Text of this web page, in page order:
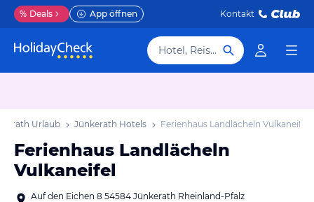
% Deals App öffnen Kontakt
Hotel, Reiseziel
Urlaub Jünkerath Hotels Ferienhaus Landlächeln Vulkaneifel
Ferienhaus Landlächeln
Vulkaneifel
Auf den Eichen 8 54584 Jünkerath Rheinland-Pfalz